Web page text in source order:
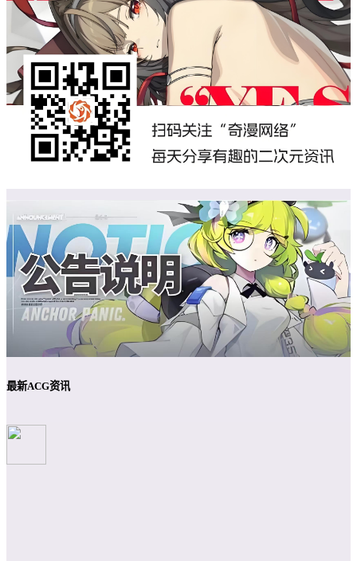
最新ACG资讯